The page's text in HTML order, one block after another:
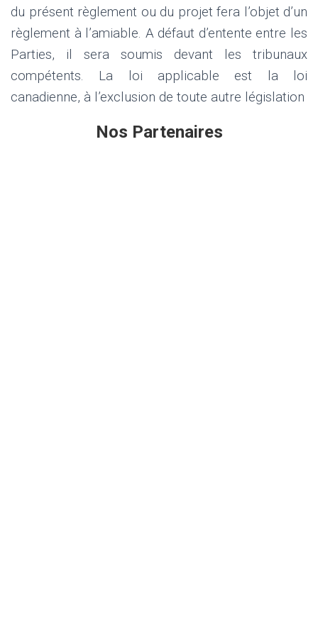
du présent règlement ou du projet fera l’objet d’un
règlement à l’amiable. A défaut d’entente entre les
Parties, il sera soumis devant les tribunaux
compétents. La loi applicable est la loi
canadienne, à l’exclusion de toute autre législation
Nos Partenaires